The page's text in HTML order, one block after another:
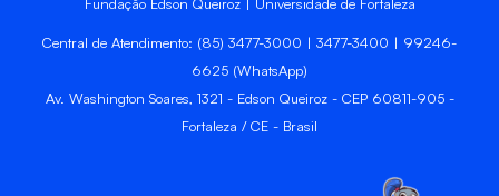
Central de Atendimento: (85) 3477-3000 | 3477-3400 | 99246-
6625 (WhatsApp)
Av. Washington Soares, 1321 - Edson Queiroz - CEP 60811-905 -
Fortaleza / CE - Brasil